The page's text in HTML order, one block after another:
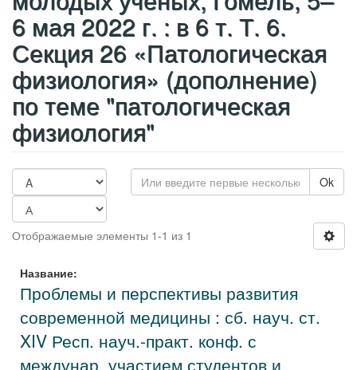
6 мая 2022 г. : в 6 т. Т. 6.
Секция 26 «Патологическая
физиология» (дополнение)
по теме "патологическая
физиология"
Ok
Отображаемые элементы 1-1 из 1
Название:
Проблемы и перспективы развития
современной медицины : сб. науч. ст.
XIV Респ. науч.-практ. конф. с
междунар. участием студентов и